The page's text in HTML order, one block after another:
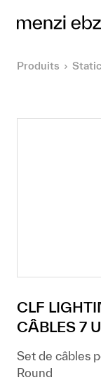
Aller au contenu
Produits
CLF
CÂBLES 7
Set de câbles
Round